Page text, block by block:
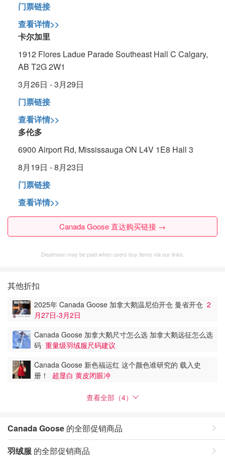
门票链接
查看详情>>
卡尔加里
1912 Flores Ladue Parade Southeast Hall C Calgary,
AB T2G 2W1
3月26日 - 3月29日
门票链接
查看详情>>
多伦多
6900 Airport Rd, Mississauga ON L4V 1E8 Hall 3
8月19日 - 8月23日
门票链接
查看详情>>
Canada Goose 直达购买链接 →
Dealmoon may be paid when users buy items via our links.
其他折扣
2025年 Canada Goose 加拿大鹅温尼伯开仓 曼省开仓 2
月27日-3月2日
Canada Goose 加拿大鹅尺寸怎么选 加拿大鹅远征怎么选
码 重量级羽绒服尺码建议
Canada Goose 新色福运红 这个颜色谁研究的 载入史
册！ 超显白 黄皮闭眼冲
查看全部（4）
Canada Goose 的全部促销商品
羽绒服 的全部促销商品